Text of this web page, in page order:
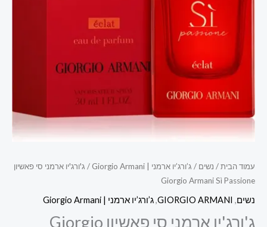
עמוד הבית/ נשים / ג’ורג’יו ארמני | Giorgio Armani
/ ג'ורג'יו ארמני סי פאשיון
Giorgio Armani Sì Passione
נשים,
GIORGIO ARMANI
,ג’ורג’יו ארמני | Giorgio Armani
ג'ורג'יו ארמני סי פאשיון Giorgio